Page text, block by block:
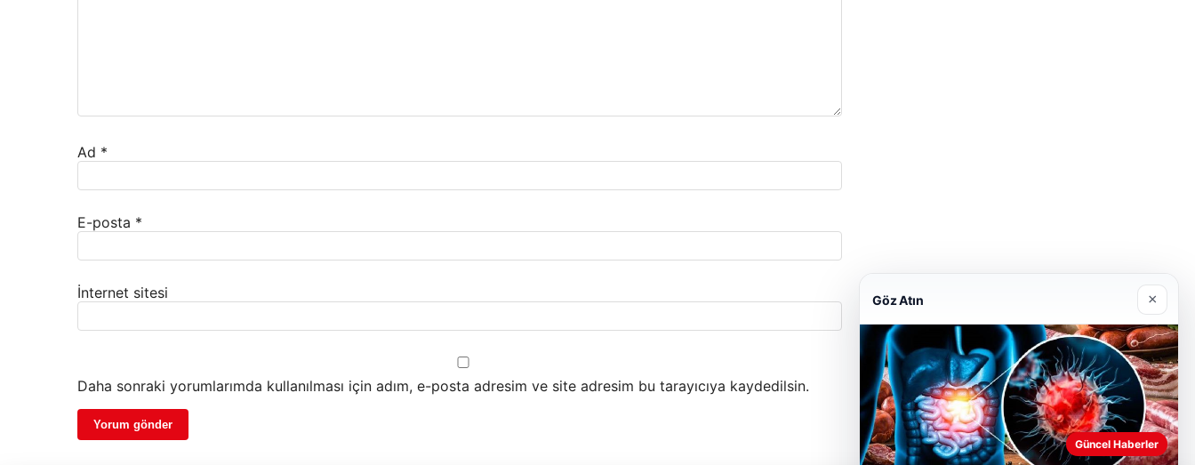
Ad *
E-posta *
İnternet sitesi
Daha sonraki yorumlarımda kullanılması için adım, e-posta adresim ve site adresim bu tarayıcıya kaydedilsin.
Göz Atın ×
Güncel Haberler